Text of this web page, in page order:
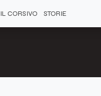
IL CORSIVO STORIE